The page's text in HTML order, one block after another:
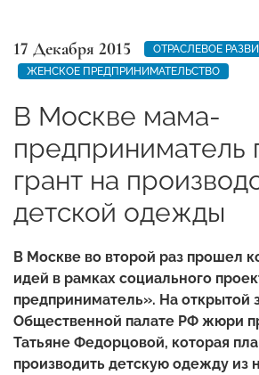
17 Декабря 2015
ОТРАСЛЕВОЕ
ЖЕНСКОЕ ПРЕДПРИНИМАТЕЛЬСТВО
В Москве мама-
предприниматель
грант на
детской одежды
В Москве во второй раз прошел
идей в рамках социального
предприниматель». На открытой
Общественной палате РФ жюри
Татьяне Федорцовой, которая
производить детскую одежду из